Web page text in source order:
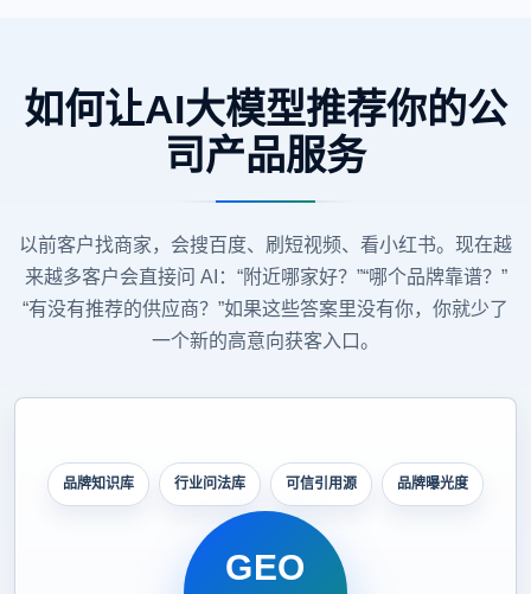
如何让AI大模型推荐你的公
司产品服务
以前客户找商家，会搜百度、刷短视频、看小红书。现在越
来越多客户会直接问 AI：“附近哪家好？”“哪个品牌靠谱？”
“有没有推荐的供应商？”如果这些答案里没有你，你就少了
一个新的高意向获客入口。
品牌知识库 行业问法库 可信引用源 品牌曝光度
GEO